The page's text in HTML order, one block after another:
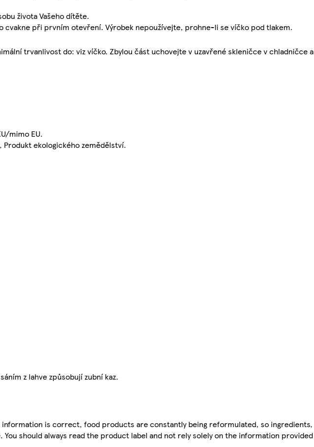
života Vašeho dítěte.
cvakne při prvním otevření. Výrobek nepoužívejte, prohne-li se víčko pod tlakem.
trvanlivost do: viz víčko. Zbylou část uchovejte v uzavřené skleničce v chladničce a
mimo EU.
ekologického zemědělství.
z lahve způsobují zubní kaz.
is correct, food products are constantly being reformulated, so ingredients,
should always read the product label and not rely solely on the information provided